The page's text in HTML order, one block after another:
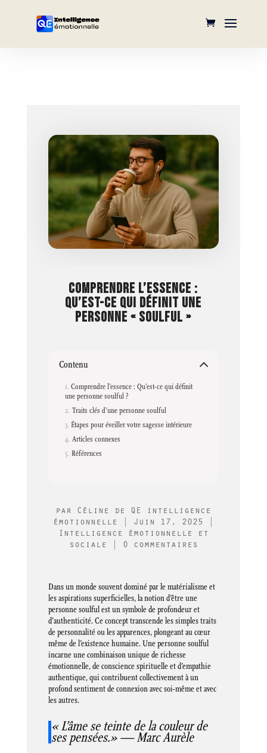
COMPRENDRE L’ESSENCE :
QU’EST-CE QUI DÉFINIT UNE
PERSONNE « SOULFUL »
Contenu
Comprendre l’essence : Qu’est-ce qui définit
une personne soulful ?
Traits clés d’une personne soulful
Étapes pour éveiller votre sagesse intérieure
Articles connexes
Références
par Céline de QE intelligence
émotionnelle
Juin 17, 2025
Intelligence émotionnelle et
sociale
0 commentaires
Dans un monde souvent dominé par le matérialisme et
les aspirations superficielles, la notion d’être une
personne soulful est un symbole de profondeur et
d’authenticité. Ce concept transcende les simples traits
de personnalité ou les apparences, plongeant au cœur
même de l’existence humaine. Une personne soulful
incarne une combinaison unique de richesse
émotionnelle, de conscience spirituelle et d’empathie
authentique, qui contribuent collectivement à un
profond sentiment de connexion avec soi-même et avec
les autres.
« L’âme se teinte de la couleur de
ses pensées.» — Marc Aurèle